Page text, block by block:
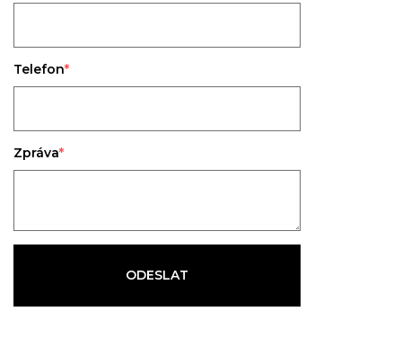
Telefon
Zpráva
ODESLAT